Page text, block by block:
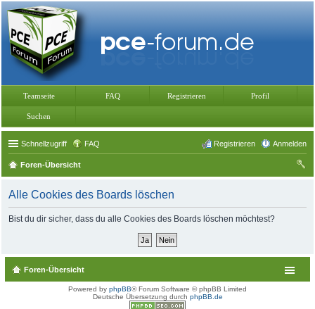
Teamseite FAQ Registrieren Profil
Suchen
Schnellzugriff FAQ Anmelden
Registrieren
Foren-Übersicht
Alle Cookies des Boards löschen
Bist du dir sicher, dass du alle Cookies des Boards löschen möchtest?
Foren-Übersicht
Powered by phpBB® Forum Software © phpBB Limited
Deutsche Übersetzung durch phpBB.de